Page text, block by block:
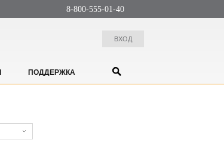
8-800-555-01-40
ВХОД
ПОДДЕРЖКА